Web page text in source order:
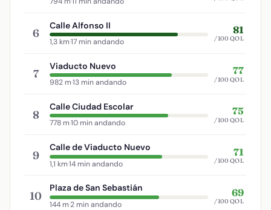
6
Calle Alfonso II
1,3 km·17 min andando
81
/100 QOL
7
Viaducto Nuevo
982 m·13 min andando
77
/100 QOL
8
Calle Ciudad Escolar
778 m·10 min andando
75
/100 QOL
9
Calle de Viaducto Nuevo
1,1 km·14 min andando
71
/100 QOL
10
Plaza de San Sebastián
144 m·2 min andando
69
/100 QOL